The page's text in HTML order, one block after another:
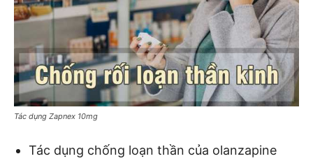
Tác dụng Zapnex 10mg
Tác dụng chống loạn thần của olanzapine